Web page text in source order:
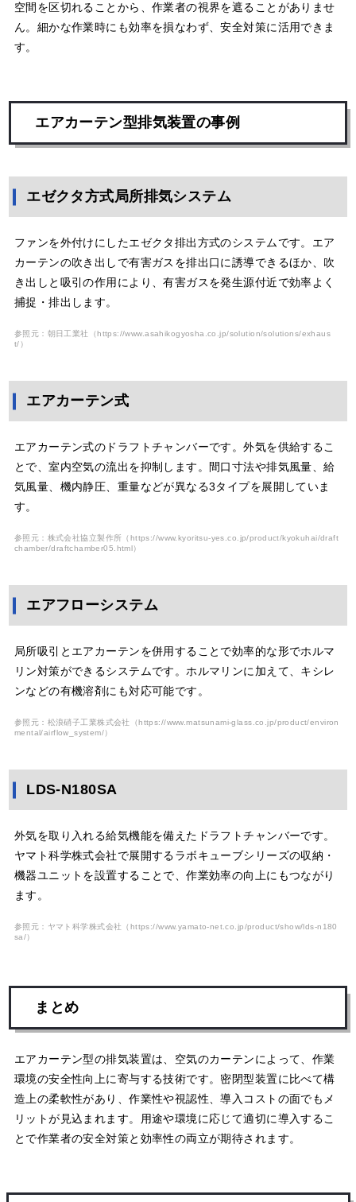
空間を区切れることから、作業者の視界を遮ることがありませ
ん。細かな作業時にも効率を損なわず、安全対策に活用できま
す。
エアカーテン型排気装置の事例
エゼクタ方式局所排気システム
ファンを外付けにしたエゼクタ排出方式のシステムです。エア
カーテンの吹き出しで有害ガスを排出口に誘導できるほか、吹
き出しと吸引の作用により、有害ガスを発生源付近で効率よく
捕捉・排出します。
参照元：朝日工業社（https://www.asahikogyosha.co.jp/solution/solutions/exhaus
t/ ）
エアカーテン式
エアカーテン式のドラフトチャンバーです。外気を供給するこ
とで、室内空気の流出を抑制します。間口寸法や排気風量、給
気風量、機内静圧、重量などが異なる3タイプを展開していま
す。
参照元：株式会社協立製作所（ https://www.kyoritsu-yes.co.jp/product/kyokuhai/draft
chamber/draftchamber05.html）
エアフローシステム
局所吸引とエアカーテンを併用することで効率的な形でホルマ
リン対策ができるシステムです。ホルマリンに加えて、キシレ
ンなどの有機溶剤にも対応可能です。
参照元：松浪硝子工業株式会社（https://www.matsunami-glass.co.jp/product/environ
mental/airflow_system/）
LDS-N180SA
外気を取り入れる給気機能を備えたドラフトチャンバーです。
ヤマト科学株式会社で展開するラボキューブシリーズの収納・
機器ユニットを設置することで、作業効率の向上にもつながり
ます。
参照元：ヤマト科学株式会社（ https://www.yamato-net.co.jp/product/show/lds-n180
sa/）
まとめ
エアカーテン型の排気装置は、空気のカーテンによって、作業
環境の安全性向上に寄与する技術です。密閉型装置に比べて構
造上の柔軟性があり、作業性や視認性、導入コストの面でもメ
リットが見込まれます。用途や環境に応じて適切に導入するこ
とで作業者の安全対策と効率性の両立が期待されます。